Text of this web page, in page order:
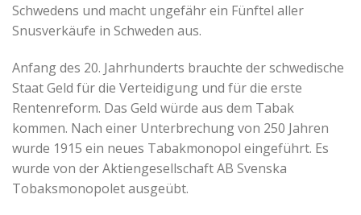
Schwedens und macht ungefähr ein Fünftel aller
Snusverkäufe in Schweden aus.
Anfang des 20. Jahrhunderts brauchte der schwedische
Staat Geld für die Verteidigung und für die erste
Rentenreform. Das Geld würde aus dem Tabak
kommen. Nach einer Unterbrechung von 250 Jahren
wurde 1915 ein neues Tabakmonopol eingeführt. Es
wurde von der Aktiengesellschaft AB Svenska
Tobaksmonopolet ausgeübt.